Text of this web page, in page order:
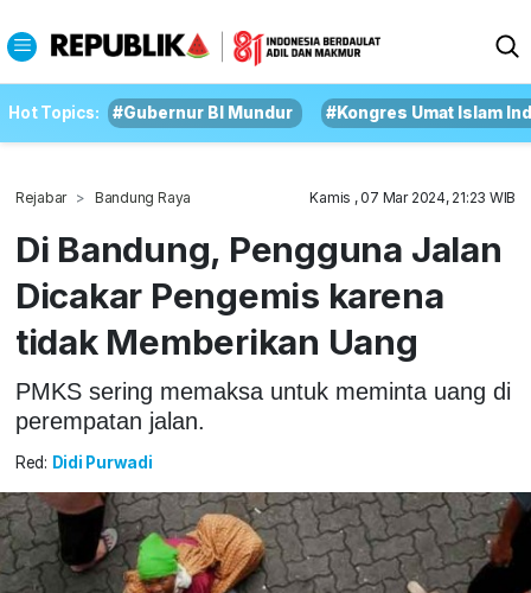
Hot Topics: #Gubernur BI Mundur #Kongres Umat Islam
Rejabar Bandung Raya Kamis , 07 Mar 2024, 21:23 WIB
Di Bandung, Pengguna Jalan
Dicakar Pengemis karena
tidak Memberikan Uang
PMKS sering memaksa untuk meminta uang di
perempatan jalan.
Red: Didi Purwadi